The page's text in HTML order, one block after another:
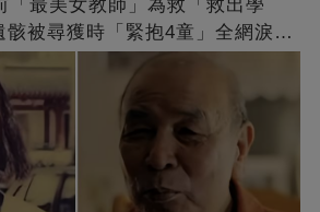
「最美女教師」為救「救出學
被尋獲時「緊抱4童」全網淚
被遺忘